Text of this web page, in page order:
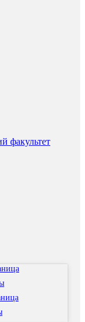
факультет